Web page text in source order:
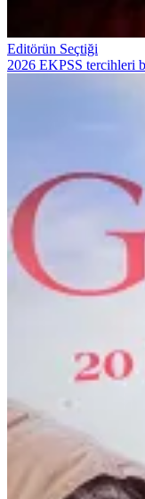
Editörün Seçtiği
2026 EKPSS tercihleri